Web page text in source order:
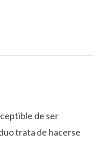
de ser
trata de hacerse